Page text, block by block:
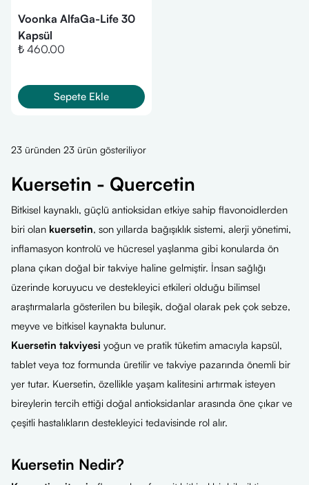
Voonka AlfaGa-Life 30
Kapsül
₺ 460.00
Sepete Ekle
23 üründen 23 ürün gösteriliyor
Kuersetin - Quercetin
Bitkisel kaynaklı, güçlü antioksidan etkiye sahip flavonoidlerden
biri olan kuersetin, son yıllarda bağışıklık sistemi, alerji yönetimi,
inflamasyon kontrolü ve hücresel yaşlanma gibi konularda ön
plana çıkan doğal bir takviye haline gelmiştir. İnsan sağlığı
üzerinde koruyucu ve destekleyici etkileri olduğu bilimsel
araştırmalarla gösterilen bu bileşik, doğal olarak pek çok sebze,
meyve ve bitkisel kaynakta bulunur.
Kuersetin takviyesi yoğun ve pratik tüketim amacıyla kapsül,
tablet veya toz formunda üretilir ve takviye pazarında önemli bir
yer tutar. Kuersetin, özellikle yaşam kalitesini artırmak isteyen
bireylerin tercih ettiği doğal antioksidanlar arasında öne çıkar ve
çeşitli hastalıkların destekleyici tedavisinde rol alır.
Kuersetin Nedir?